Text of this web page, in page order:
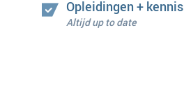
Opleidingen + kennis
Altijd up to date